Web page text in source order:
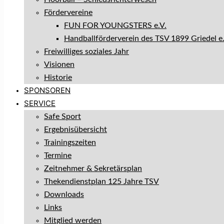
Fördervereine
FUN FOR YOUNGSTERS e.V.
Handballförderverein des TSV 1899 Griedel
Freiwilliges soziales Jahr
Visionen
Historie
SPONSOREN
SERVICE
Safe Sport
Ergebnisübersicht
Trainingszeiten
Termine
Zeitnehmer & Sekretärsplan
Thekendienstplan 125 Jahre TSV
Downloads
Links
Mitglied werden